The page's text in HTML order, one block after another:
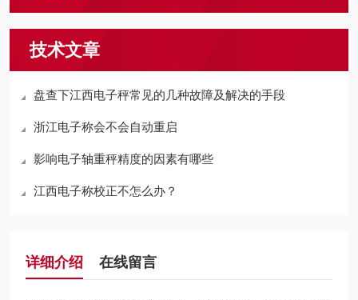
技术文章
盘查下江西电子秤常见的几种故障及解决的手段
浙江电子称会不会自动重启
影响电子轴重秤精度的因素有哪些
江西电子称校正不怎么办？
详细介绍 在线留言